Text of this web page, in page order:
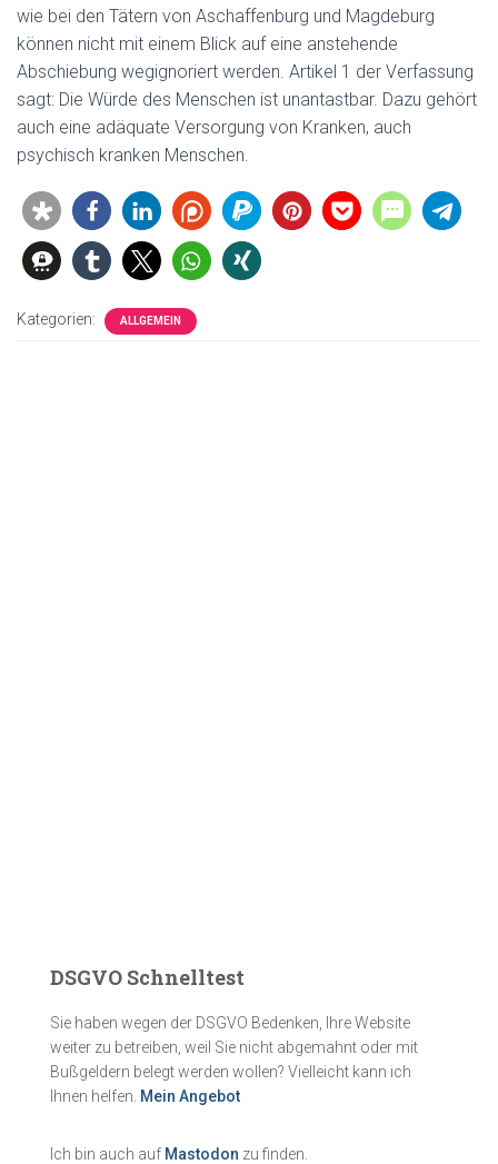
wie bei den Tätern von Aschaffenburg und Magdeburg
können nicht mit einem Blick auf eine anstehende
Abschiebung wegignoriert werden. Artikel 1 der Verfassung
sagt: Die Würde des Menschen ist unantastbar. Dazu gehört
auch eine adäquate Versorgung von Kranken, auch
psychisch kranken Menschen.
Kategorien: ALLGEMEIN
DSGVO Schnelltest
Sie haben wegen der DSGVO Bedenken, Ihre Website
weiter zu betreiben, weil Sie nicht abgemahnt oder mit
Bußgeldern belegt werden wollen? Vielleicht kann ich
Ihnen helfen. Mein Angebot
Ich bin auch auf Mastodon zu finden.